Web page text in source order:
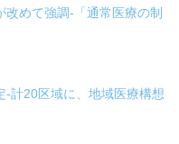
めて強調-「通常医療の制
-計20区域に、地域医療構想